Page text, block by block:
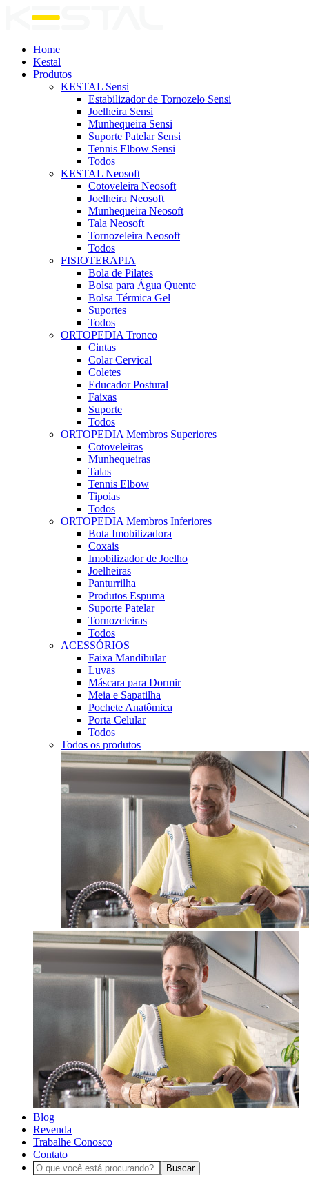
Home
Kestal
Produtos
KESTAL Sensi
Estabilizador de Tornozelo Sensi
Joelheira Sensi
Munhequeira Sensi
Suporte Patelar Sensi
Tennis Elbow Sensi
Todos
KESTAL Neosoft
Cotoveleira Neosoft
Joelheira Neosoft
Munhequeira Neosoft
Tala Neosoft
Tornozeleira Neosoft
Todos
FISIOTERAPIA
Bola de Pilates
Bolsa para Água Quente
Bolsa Térmica Gel
Suportes
Todos
ORTOPEDIA Tronco
Cintas
Colar Cervical
Coletes
Educador Postural
Faixas
Suporte
Todos
ORTOPEDIA Membros Superiores
Cotoveleiras
Munhequeiras
Talas
Tennis Elbow
Tipoias
Todos
ORTOPEDIA Membros Inferiores
Bota Imobilizadora
Coxais
Imobilizador de Joelho
Joelheiras
Panturrilha
Produtos Espuma
Suporte Patelar
Tornozeleiras
Todos
ACESSÓRIOS
Faixa Mandibular
Luvas
Máscara para Dormir
Meia e Sapatilha
Pochete Anatômica
Porta Celular
Todos
Todos os produtos
Blog
Revenda
Trabalhe Conosco
Contato
Buscar